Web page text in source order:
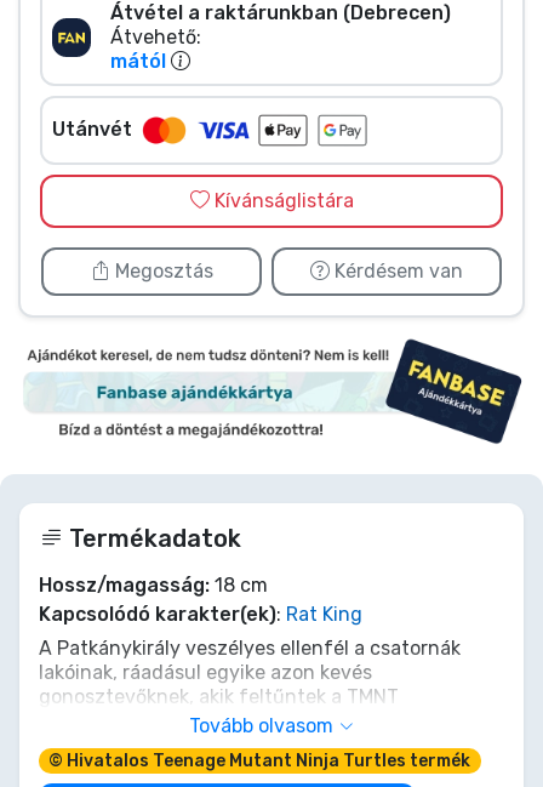
Átvétel a raktárunkban (Debrecen)
Átvehető:
mától
Utánvét
Kívánságlistára
Megosztás Kérdésem van
Termékadatok
Hossz/magasság: 18 cm
Kapcsolódó karakter(ek): Rat King
A Patkánykirály veszélyes ellenfél a csatornák
lakóinak, ráadásul egyike azon kevés
gonosztevőknek, akik feltűntek a TMNT
képregényekben, animációs sorozatokban és
videójátékban is! Ez a rendkívül részletgazdag, 7
hüvelykes (17,8 cm) méretarányú Teenage Mutant
Tovább olvasom
© Hivatalos Teenage Mutant Ninja Turtles termék